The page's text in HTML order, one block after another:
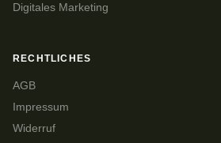
Digitales Marketing
RECHTLICHES
AGB
Impressum
Widerruf